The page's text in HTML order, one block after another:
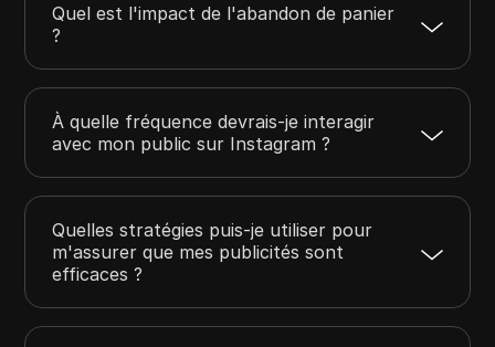
Quel est l'impact de l'abandon de panier
?
À quelle fréquence devrais-je interagir
avec mon public sur Instagram ?
Quelles stratégies puis-je utiliser pour
m'assurer que mes publicités sont
efficaces ?